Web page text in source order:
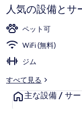
す
人気の設備とサ
ペット可
WiFi (無料)
ジム
すべて見る
主な設備 / サー